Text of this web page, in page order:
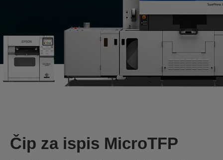
Čip za ispis MicroTFP